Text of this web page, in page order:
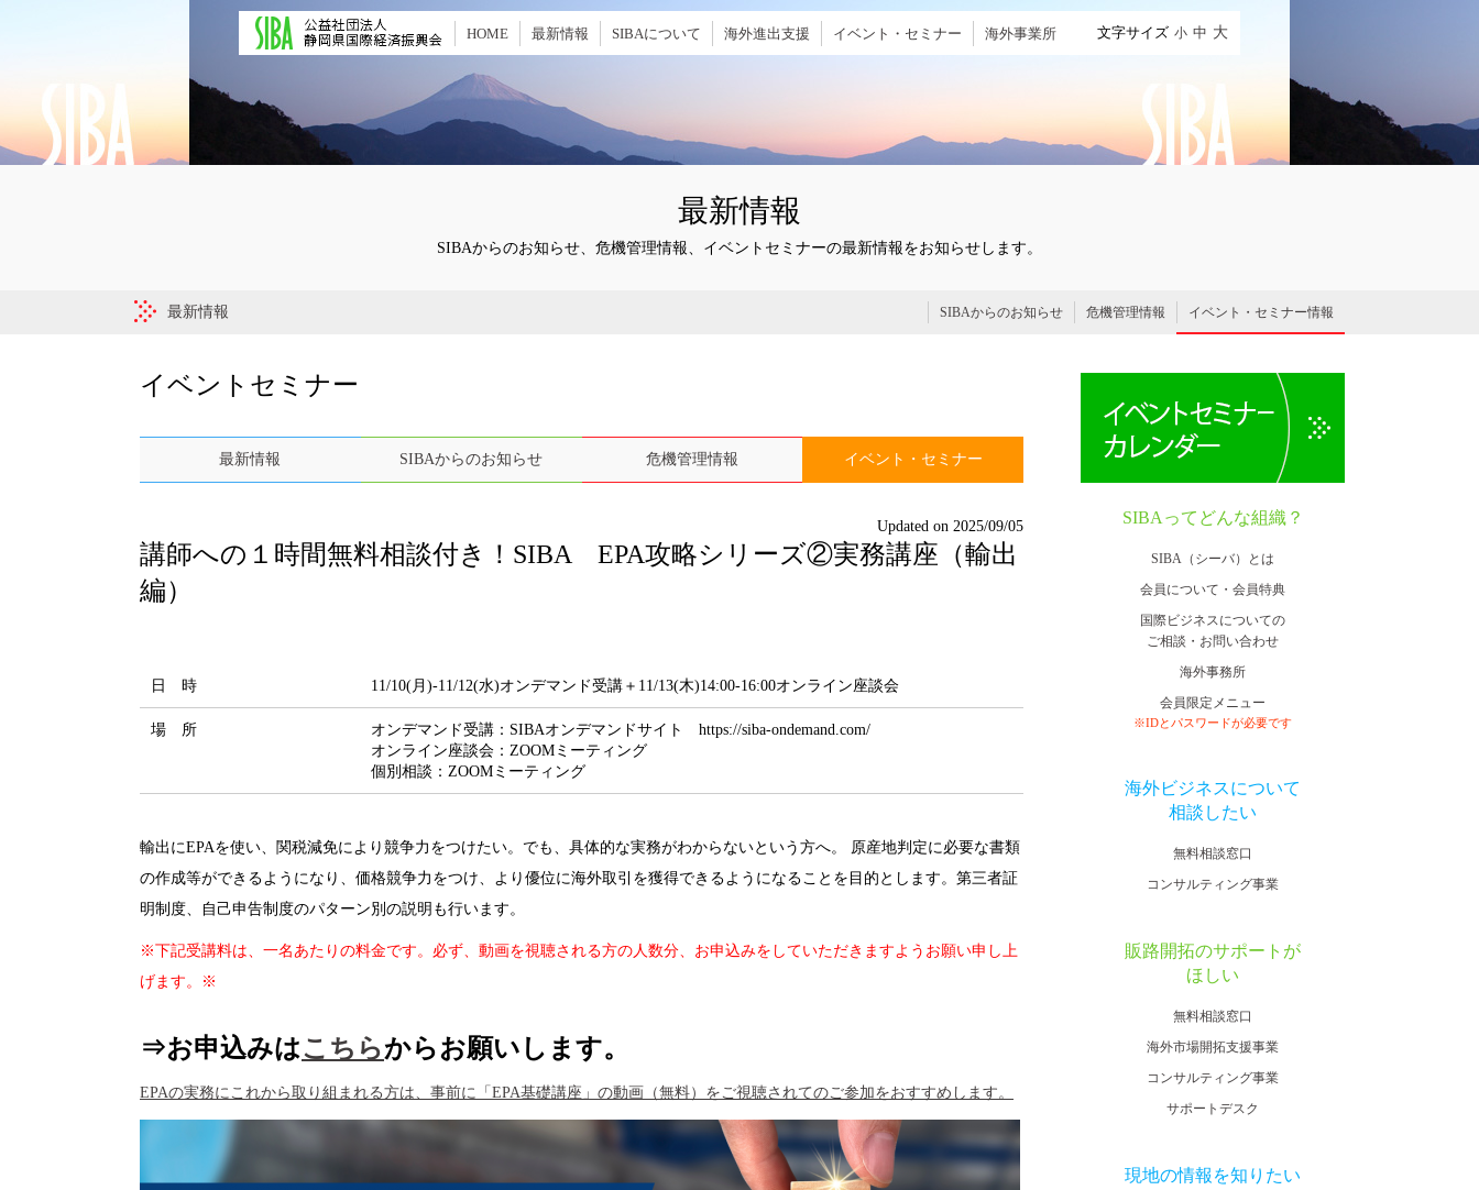
HOME 最新情報 SIBAについて 海外進出支援 イベント・セミナー 海外事業所 文字サイズ 小 中 大
最新情報
SIBAからのお知らせ、危機管理情報、イベントセミナーの最新情報をお知らせします。
最新情報 SIBAからのお知らせ 危機管理情報 イベント・セミナー情報
イベントセミナー
最新情報 SIBAからのお知らせ 危機管理情報 イベント・セミナー
Updated on 2025/09/05
講師への１時間無料相談付き！SIBA EPA攻略シリーズ②実務講座（輸出
編）
日 時 11/10(月)-11/12(水)オンデマンド受講＋11/13(木)14:00-16:00オンライン座談会
場 所
オンデマンド受講：SIBAオンデマンドサイト https://siba-ondemand.com/
オンライン座談会：ZOOMミーティング
個別相談：ZOOMミーティング
輸出にEPAを使い、関税減免により競争力をつけたい。でも、具体的な実務がわからないという方へ。 原産地判定に必要な書類
の作成等ができるようになり、価格競争力をつけ、より優位に海外取引を獲得できるようになることを目的とします。第三者証
明制度、自己申告制度のパターン別の説明も行います。
※下記受講料は、一名あたりの料金です。必ず、動画を視聴される方の人数分、お申込みをしていただきますようお願い申し上
げます。※
⇒お申込みはこちらからお願いします。
EPAの実務にこれから取り組まれる方は、事前に 「EPA基礎講座」 の動画（無料）をご視聴されてのご参加をおすすめします。
SIBAってどんな組織？
SIBA（シーバ）とは
会員について・会員特典
国際ビジネスについての
ご相談・お問い合わせ
海外事務所
会員限定メニュー
※IDとパスワードが必要です
海外ビジネスについて
相談したい
無料相談窓口
コンサルティング事業
販路開拓のサポートが
ほしい
無料相談窓口
海外市場開拓支援事業
コンサルティング事業
サポートデスク
現地の情報を知りたい